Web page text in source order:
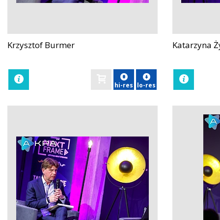
zobacz
Krzysztof Burmer
hi-res lo-res
zobacz
Katarzyna